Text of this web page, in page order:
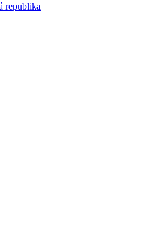
republika